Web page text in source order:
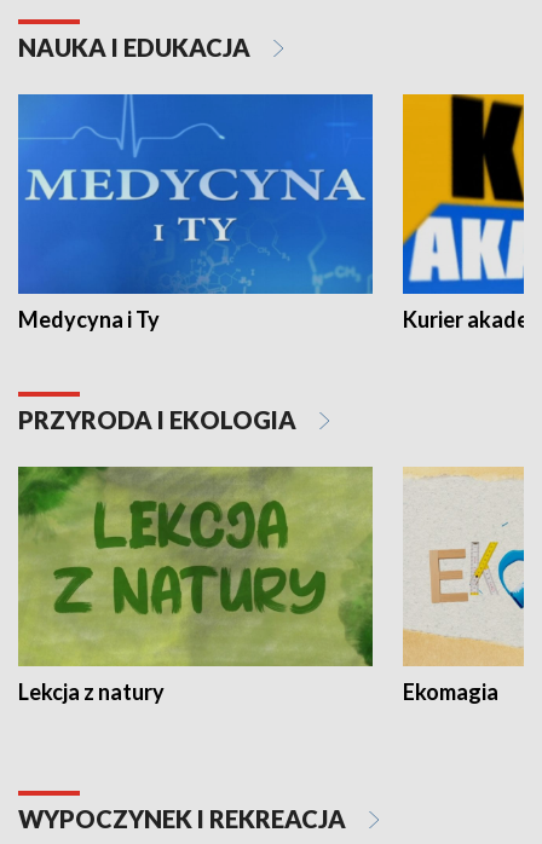
NAUKA I EDUKACJA
Medycyna i Ty Kurier
PRZYRODA I EKOLOGIA
Lekcja z natury Ekomagia
WYPOCZYNEK I REKREACJA